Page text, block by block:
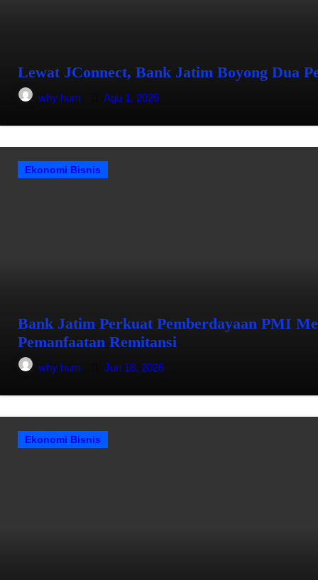
Lewat JConnect, Bank Jatim Boyong Dua
why hum Agu 1, 2026
Ekonomi Bisnis
Bank Jatim Perkuat Pemberdayaan PMI
Pemanfaatan Remitansi
why hum Jun 18, 2026
Ekonomi Bisnis